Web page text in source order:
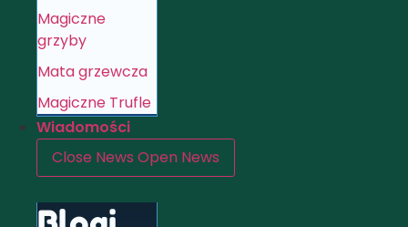
Magiczne
grzyby
Mata grzewcza
Magiczne Trufle
Wiadomości
Close News Open News